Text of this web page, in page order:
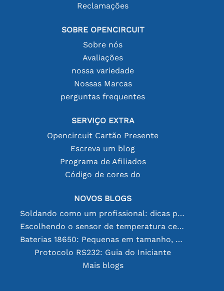
Reclamações
SOBRE OPENCIRCUIT
Sobre nós
Avaliações
nossa variedade
Nossas Marcas
perguntas frequentes
SERVIÇO EXTRA
Opencircuit Cartão Presente
Escreva um blog
Programa de Afiliados
Código de cores do
NOVOS BLOGS
Soldando como um profissional: dicas para conexões eletrônicas perfeitas
Escolhendo o sensor de temperatura certo [youtube]
Baterias 18650: Pequenas em tamanho, grandes em desempenho
Protocolo RS232: Guia do Iniciante
Mais blogs